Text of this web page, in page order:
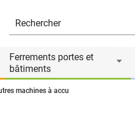
Ferrements portes et
bâtiments
machines à accu